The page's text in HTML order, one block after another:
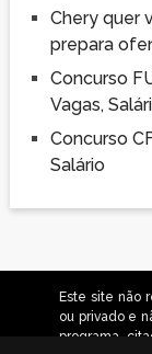
Chery quer
prepara
Concurso
Vagas,
Concurso
Salário
Este site não
ou privado e
programa